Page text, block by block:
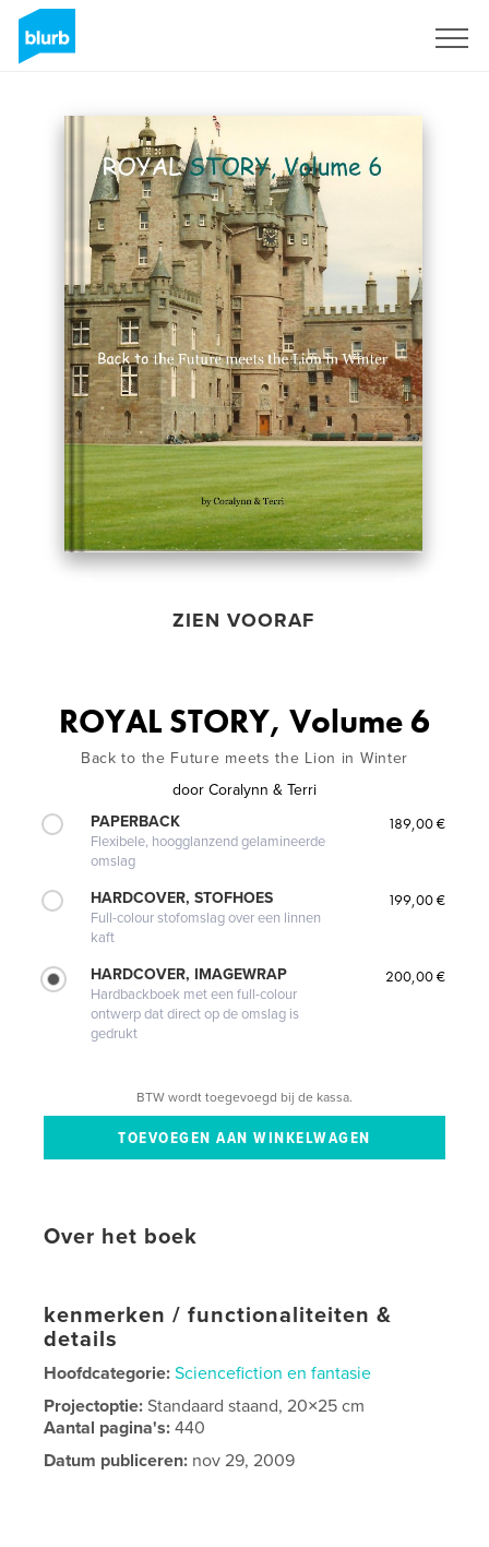
ZIEN VOORAF
ROYAL STORY, Volume 6
Back to the Future meets the Lion in Winter
door Coralynn & Terri
PAPERBACK
Flexibele, hoogglanzend gelamineerde
omslag
189,00 €
HARDCOVER, STOFHOES
Full-colour stofomslag over een linnen
kaft
199,00 €
HARDCOVER, IMAGEWRAP
Hardbackboek met een full-colour
ontwerp dat direct op de omslag is
gedrukt
200,00 €
BTW wordt toegevoegd bij de kassa.
Over het boek
kenmerken / functionaliteiten &
details
Hoofdcategorie: Sciencefiction en fantasie
Projectoptie:Standaard staand, 20×25 cm
Aantal pagina's:440
Datum publiceren: nov 29, 2009